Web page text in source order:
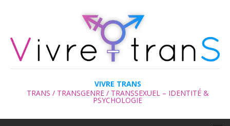
VIVRE TRANS
TRANS / TRANSGENRE / TRANSSEXUEL – IDENTITÉ &
PSYCHOLOGIE